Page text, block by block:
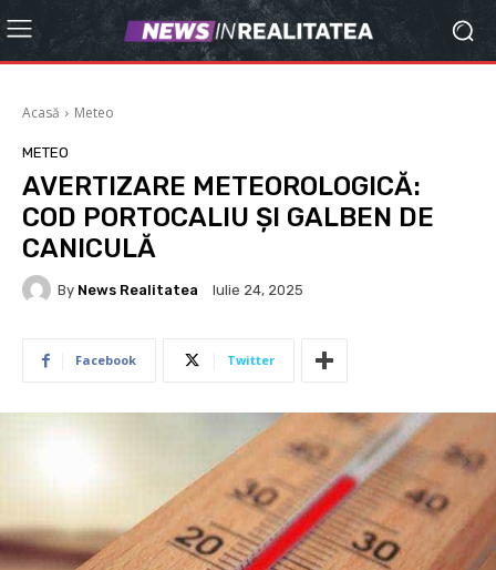
Acasă Meteo
METEO
AVERTIZARE METEOROLOGICĂ:
COD PORTOCALIU ȘI GALBEN DE
CANICULĂ
By News Realitatea Iulie 24, 2025
Facebook Twitter